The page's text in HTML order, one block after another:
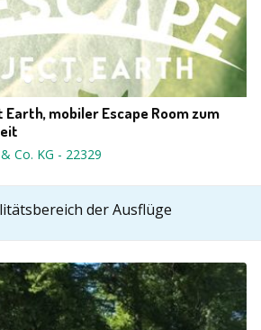
Earth, mobiler Escape Room zum
Co. KG - 22329
der Ausflüge